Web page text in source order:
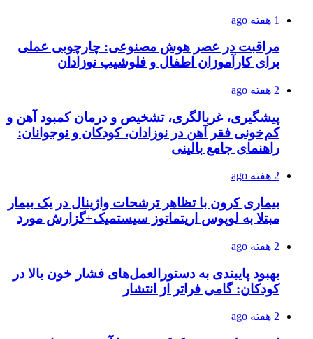
1 هفته ago
مراقبت در عصر هوش مصنوعی: چارچوبی عملی
برای کارآموزان اطفال و فلوشیپ نوزادان
2 هفته ago
پیشگیری، غربالگری، تشخیص و درمان کمبود آهن و
کم‌خونی فقر آهن در نوزادان، کودکان و نوجوانان:
راهنمای جامع بالینی
2 هفته ago
بیماری کرون با تظاهر ترشحات واژینال در یک بیمار
مبتلا به لوپوس اریتماتوز سیستمیک+گزارش مورد
2 هفته ago
بهبود پایبندی به دستورالعمل‌های فشار خون بالا در
کودکان: گامی فراتر از انتشار
2 هفته ago